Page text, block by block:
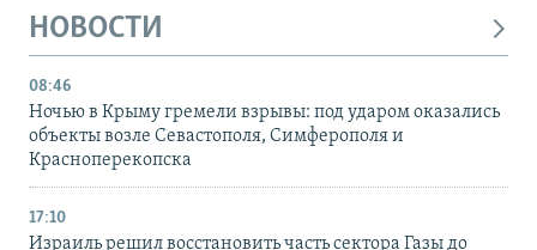
НОВОСТИ
08:46
Ночью в Крыму гремели взрывы: под ударом оказались
объекты возле Севастополя, Симферополя и
Красноперекопска
17:10
Израиль решил восстановить часть сектора Газы до